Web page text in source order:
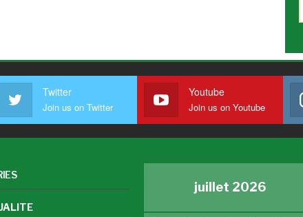
Twitter
Join us on Twitter
Youtube
Join us on Youtube
juillet 2026